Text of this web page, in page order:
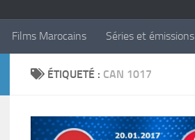
Films Marocains Séries et émissions
ÉTIQUETÉ : CAN 1017